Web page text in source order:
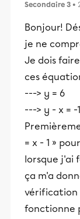
Secondaire 3 •
Bonjour!
je ne
Je dois
ces
---> y = 6
---> y - x = -1
= x - 1 »
lorsque j'ai
ça m'a
vérification
fonctionne